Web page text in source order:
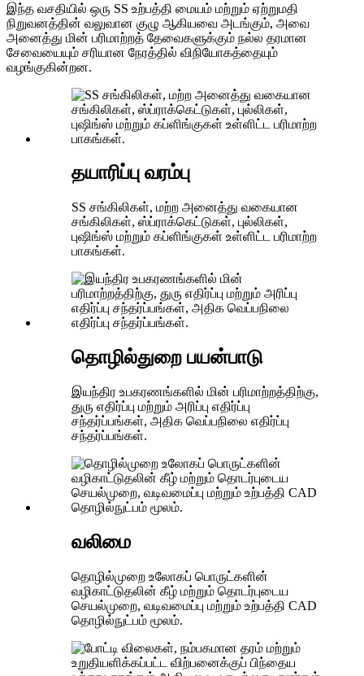
இந்த வசதியில் ஒரு SS உற்பத்தி மையம் மற்றும் ஏற்றுமதி
நிறுவனத்தின் வலுவான குழு ஆகியவை அடங்கும், அவை
அனைத்து மின் பரிமாற்றத் தேவைகளுக்கும் நல்ல தரமான
சேவையையும் சரியான நேரத்தில் விநியோகத்தையும்
வழங்குகின்றன.
தயாரிப்பு வரம்பு
SS சங்கிலிகள், மற்ற அனைத்து வகையான
சங்கிலிகள், ஸ்ப்ராக்கெட்டுகள், புல்லிகள்,
புஷிங்ஸ் மற்றும் கப்ளிங்குகள் உள்ளிட்ட பரிமாற்ற
பாகங்கள்.
தொழில்துறை பயன்பாடு
இயந்திர உபகரணங்களில் மின் பரிமாற்றத்திற்கு,
துரு எதிர்ப்பு மற்றும் அரிப்பு எதிர்ப்பு
சந்தர்ப்பங்கள், அதிக வெப்பநிலை எதிர்ப்பு
சந்தர்ப்பங்கள்.
வலிமை
தொழில்முறை உலோகப் பொருட்களின்
வழிகாட்டுதலின் கீழ் மற்றும் தொடர்புடைய
செயல்முறை, வடிவமைப்பு மற்றும் உற்பத்தி CAD
தொழில்நுட்பம் மூலம்.